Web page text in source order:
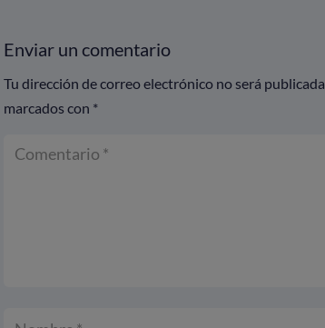
Enviar un comentario
Tu dirección de correo electrónico no será publicada.
marcados con *